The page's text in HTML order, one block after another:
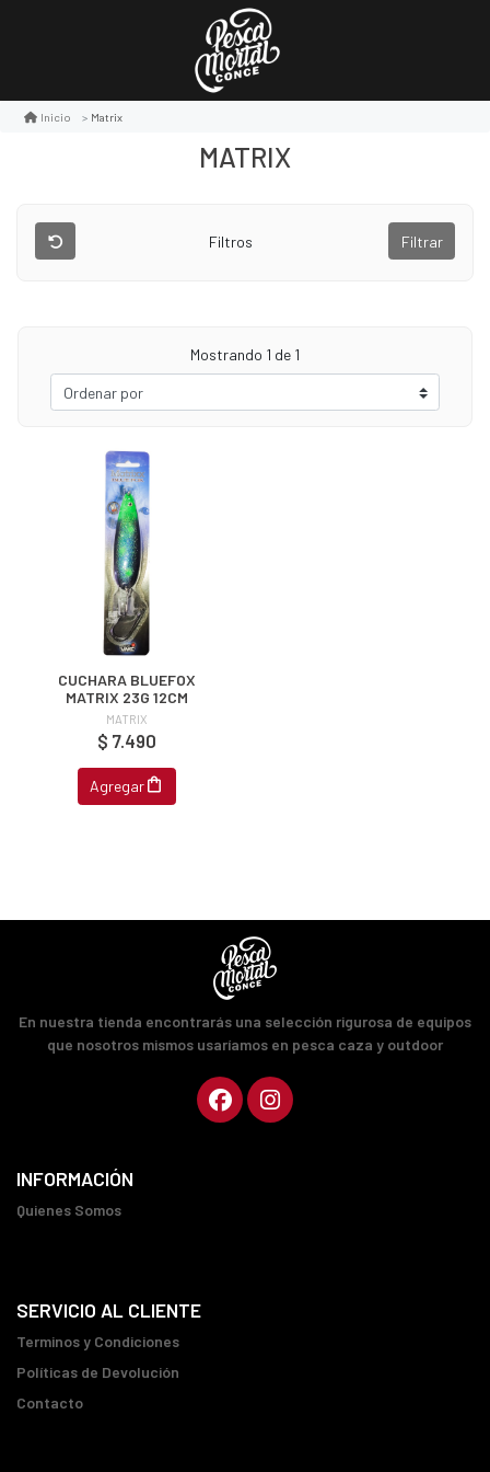
Inicio Matrix
MATRIX
Filtros Filtrar
Mostrando 1 de 1
CUCHARA BLUEFOX
MATRIX 23G 12CM
MATRIX
$ 7.490
Agregar
En nuestra tienda encontrarás una selección rigurosa de equipos
que nosotros mismos usaríamos en pesca caza y outdoor
INFORMACIÓN
Quienes Somos
SERVICIO AL CLIENTE
Terminos y Condiciones
Políticas de Devolución
Contacto